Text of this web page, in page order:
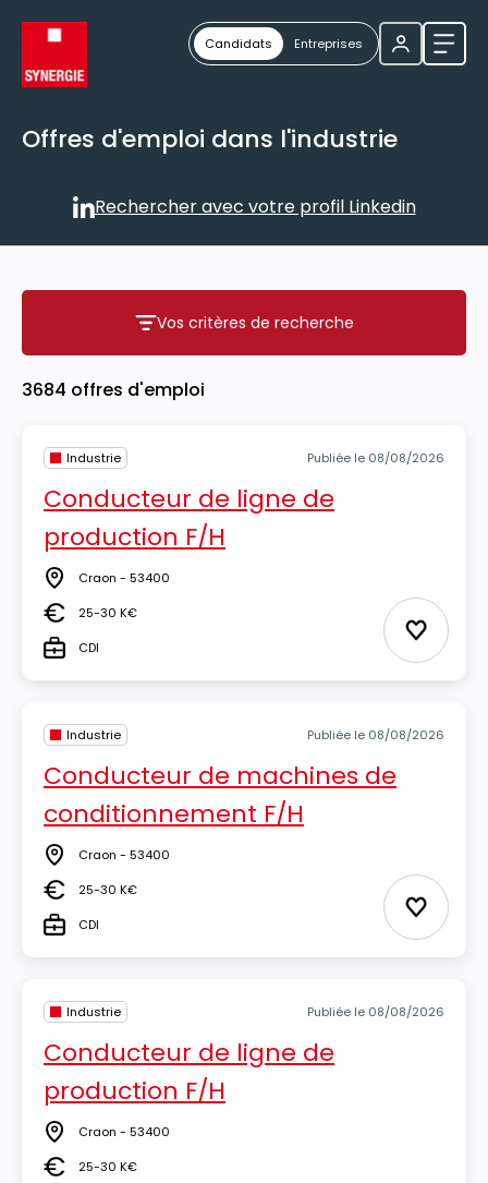
Candidats Entreprises
Offres d'emploi dans l'industrie
Rechercher avec votre
Rechercher avec votre profil Linkedin
Vos critères de recherche
Vos critères de recherche
3684 offres d'emploi
Industrie Publiée le 08/08/2026
Conducteur de ligne de
production F/H
Lieu Craon - 53400
Salaire25-30 K€
TypeCDI Ajouter
Industrie Publiée le 08/08/2026
Conducteur de machines de
conditionnement F/H
Lieu Craon - 53400
Salaire25-30 K€
TypeCDI Ajouter
Industrie Publiée le 08/08/2026
Conducteur de ligne de
production F/H
Lieu Craon - 53400
Salaire25-30 K€